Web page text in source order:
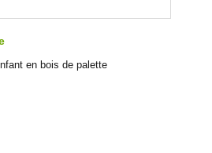
en bois de palette